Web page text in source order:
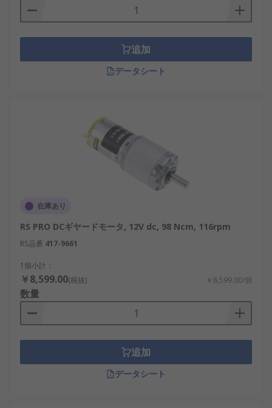
追加
データシート
在庫あり
RS PRO DCギヤードモータ, 12V dc, 98 Ncm, 116rpm
RS品番 417-9661
1個小計：
￥8,599.00(税抜) ￥8,599.00/個
数量
追加
データシート